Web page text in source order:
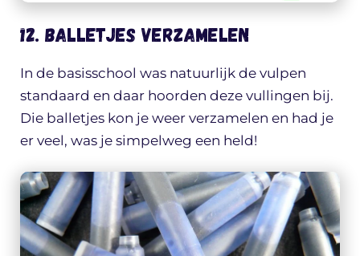
12. Balletjes verzamelen
In de basisschool was natuurlijk de vulpen
standaard en daar hoorden deze vullingen bij.
Die balletjes kon je weer verzamelen en had je
er veel, was je simpelweg een held!